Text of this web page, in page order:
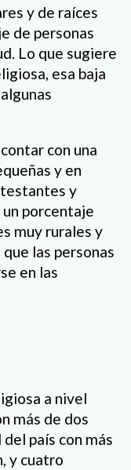
y de raíces
de personas
Lo que sugiere
esa baja
con una
y en
y
porcentaje
muy rurales y
las personas
en las
a nivel
más de dos
país con más
y cuatro